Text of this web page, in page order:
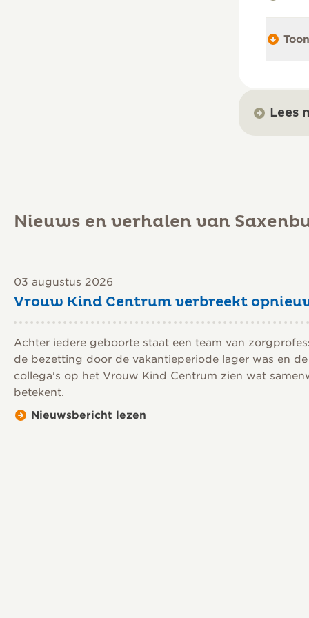
Lees
Nieuws en verhalen van
03 augustus 2026
Vrouw Kind Centrum verbreekt
Achter iedere geboorte staat een team van
de bezetting door de vakantieperiode lager was en
collega's op het Vrouw Kind Centrum zien wat
betekent.
Nieuwsbericht lezen